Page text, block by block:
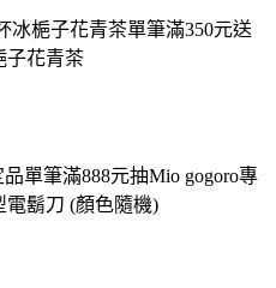
冰梔子花青茶單筆滿350元送
子花青茶
單筆滿888元抽Mio gogoro專
電鬍刀 (顏色隨機)